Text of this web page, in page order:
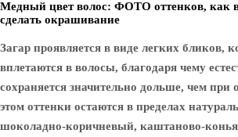
Медный цвет волос: ФОТО оттенков, как
сделать окрашивание
Загар проявляется в виде легких бликов,
вплетаются в волосы, благодаря чему
сохраняется значительно дольше, чем при
этом оттенки остаются в пределах
шоколадно-коричневый, каштаново-